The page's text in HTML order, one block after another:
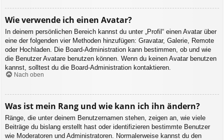
Wie verwende ich einen Avatar?
In deinem persönlichen Bereich kannst du unter „Profil“ einen Avatar über
eine der folgenden vier Methoden hinzufügen: Gravatar, Galerie, Remote
oder Hochladen. Die Board-Administration kann bestimmen, ob und wie
die Benutzer Avatare benutzen können. Wenn du keinen Avatar benutzen
kannst, solltest du die Board-Administration kontaktieren.
Nach oben
Was ist mein Rang und wie kann ich ihn ändern?
Ränge, die unter deinem Benutzernamen stehen, zeigen an, wie viele
Beiträge du bislang erstellt hast oder identifizieren bestimmte Benutzer
wie Moderatoren und Administratoren. Normalerweise kannst du den